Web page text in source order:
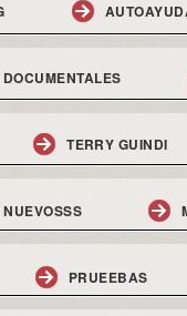
DOCUMENTALES
TERRY GUINDI
NUEVOSSS
PRUEEBAS